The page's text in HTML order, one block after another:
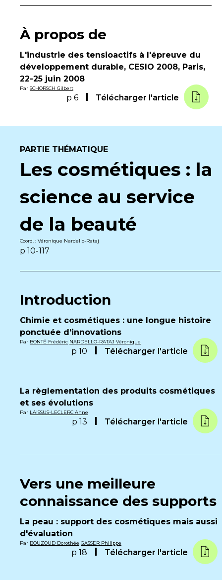
À propos de
L'industrie des tensioactifs à l'épreuve du
développement durable, CESIO 2008, Paris,
22-25 juin 2008
Par SCHORSCH Gilbert
p 6 Télécharger l'article
PARTIE THÉMATIQUE
Les cosmétiques : la
science au service
de la beauté
Coord. : Véronique Nardello-Rataj
p 10-117
Introduction
Chimie et cosmétiques : une longue histoire
ponctuée d'innovations
Par BONTÉ Frédéric NARDELLO-RATAJ Véronique
p 10 Télécharger l'article
La règlementation des produits cosmétiques
et ses évolutions
Par LAISSUS-LECLERC Anne
p 13 Télécharger l'article
Vers une meilleure
connaissance des supports
La peau : support des cosmétiques mais aussi
d'évaluation
Par BOUZOUD Dorothée GASSER Philippe
p 18 Télécharger l'article